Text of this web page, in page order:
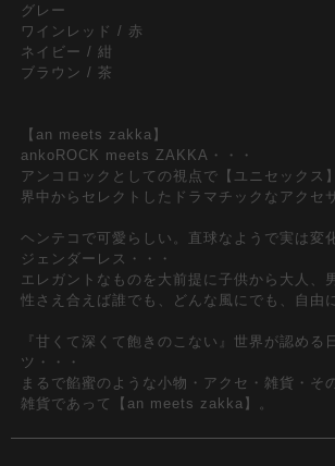
グレー
ワインレッド / 赤
ネイビー / 紺
ブラウン / 茶
【an meets zakka】
ankoROCK meets ZAKKA・・・
アンコロックとしての視点で【ユニセックス
界中からセレクトしたドラマチックなアクセ
ヘンテコで可愛らしい。直球なようで実は変
ジェンダーレス・・・
エレガントなものを大前提に子供から大人、
性さえ合えば誰でも、どんな風にでも、自由
『甘くて深くて飽きのこない』世界が認める
ツ・・・
まるで餡蜜のような小物・アクセ・雑貨・そ
雑貨であって【an meets zakka】。